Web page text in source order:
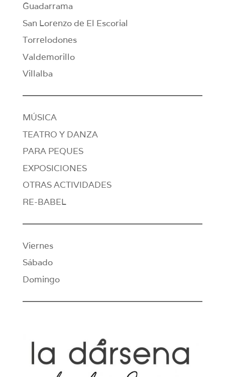
Guadarrama
San Lorenzo de El Escorial
Torrelodones
Valdemorillo
Villalba
MÚSICA
TEATRO Y DANZA
PARA PEQUES
EXPOSICIONES
OTRAS ACTIVIDADES
RE-BABEL
Viernes
Sábado
Domingo